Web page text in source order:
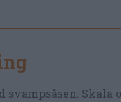
svampsåsen: